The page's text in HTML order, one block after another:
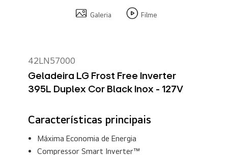
Galeria Filme
42LN57000
Geladeira LG Frost Free Inverter
395L Duplex Cor Black Inox - 127V
Características principais
Máxima Economia de Energia
Compressor Smart Inverter™